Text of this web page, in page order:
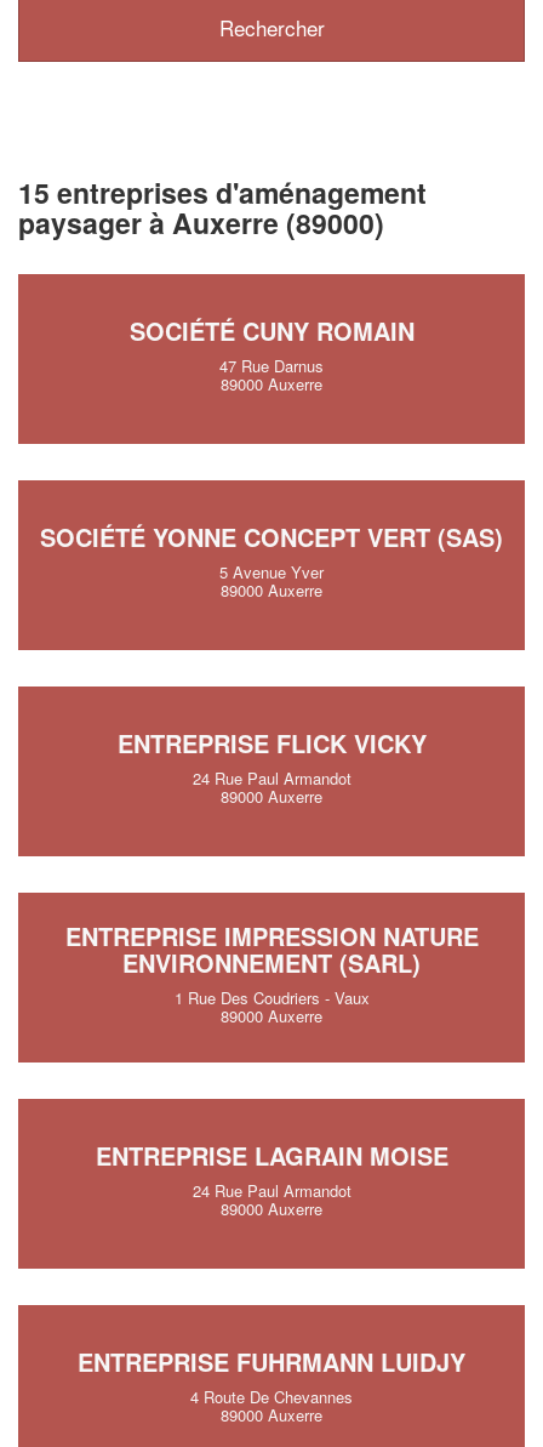
15 entreprises d'aménagement
paysager à Auxerre (89000)
SOCIÉTÉ CUNY ROMAIN
47 Rue Darnus
89000 Auxerre
SOCIÉTÉ YONNE CONCEPT VERT (SAS)
5 Avenue Yver
89000 Auxerre
ENTREPRISE FLICK VICKY
24 Rue Paul Armandot
89000 Auxerre
ENTREPRISE IMPRESSION NATURE
ENVIRONNEMENT (SARL)
1 Rue Des Coudriers - Vaux
89000 Auxerre
ENTREPRISE LAGRAIN MOISE
24 Rue Paul Armandot
89000 Auxerre
ENTREPRISE FUHRMANN LUIDJY
4 Route De Chevannes
89000 Auxerre